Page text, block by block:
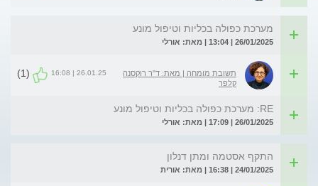
מערכת כפולה בכליות וטיפול מונע
26/01/2025 | 13:04 | מאת: אורלי
תשובת מומחה | מאת: ד"ר רוקסנה
קלפר
26.01.25 | 16:08
(1)
RE: מערכת כפולה בכליות וטיפול מונע
26/01/2025 | 17:09 | מאת: אורלי
התקף אסטמה ומתן דנלון
24/01/2025 | 16:38 | מאת: אורית